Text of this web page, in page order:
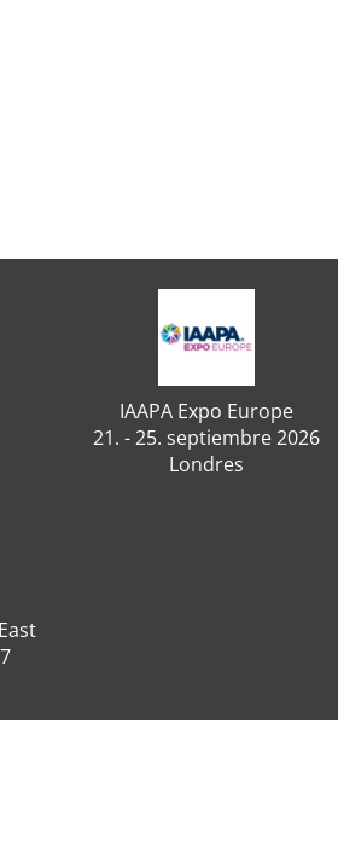
IAAPA Expo Europe
21. - 25. septiembre 2026
Londres